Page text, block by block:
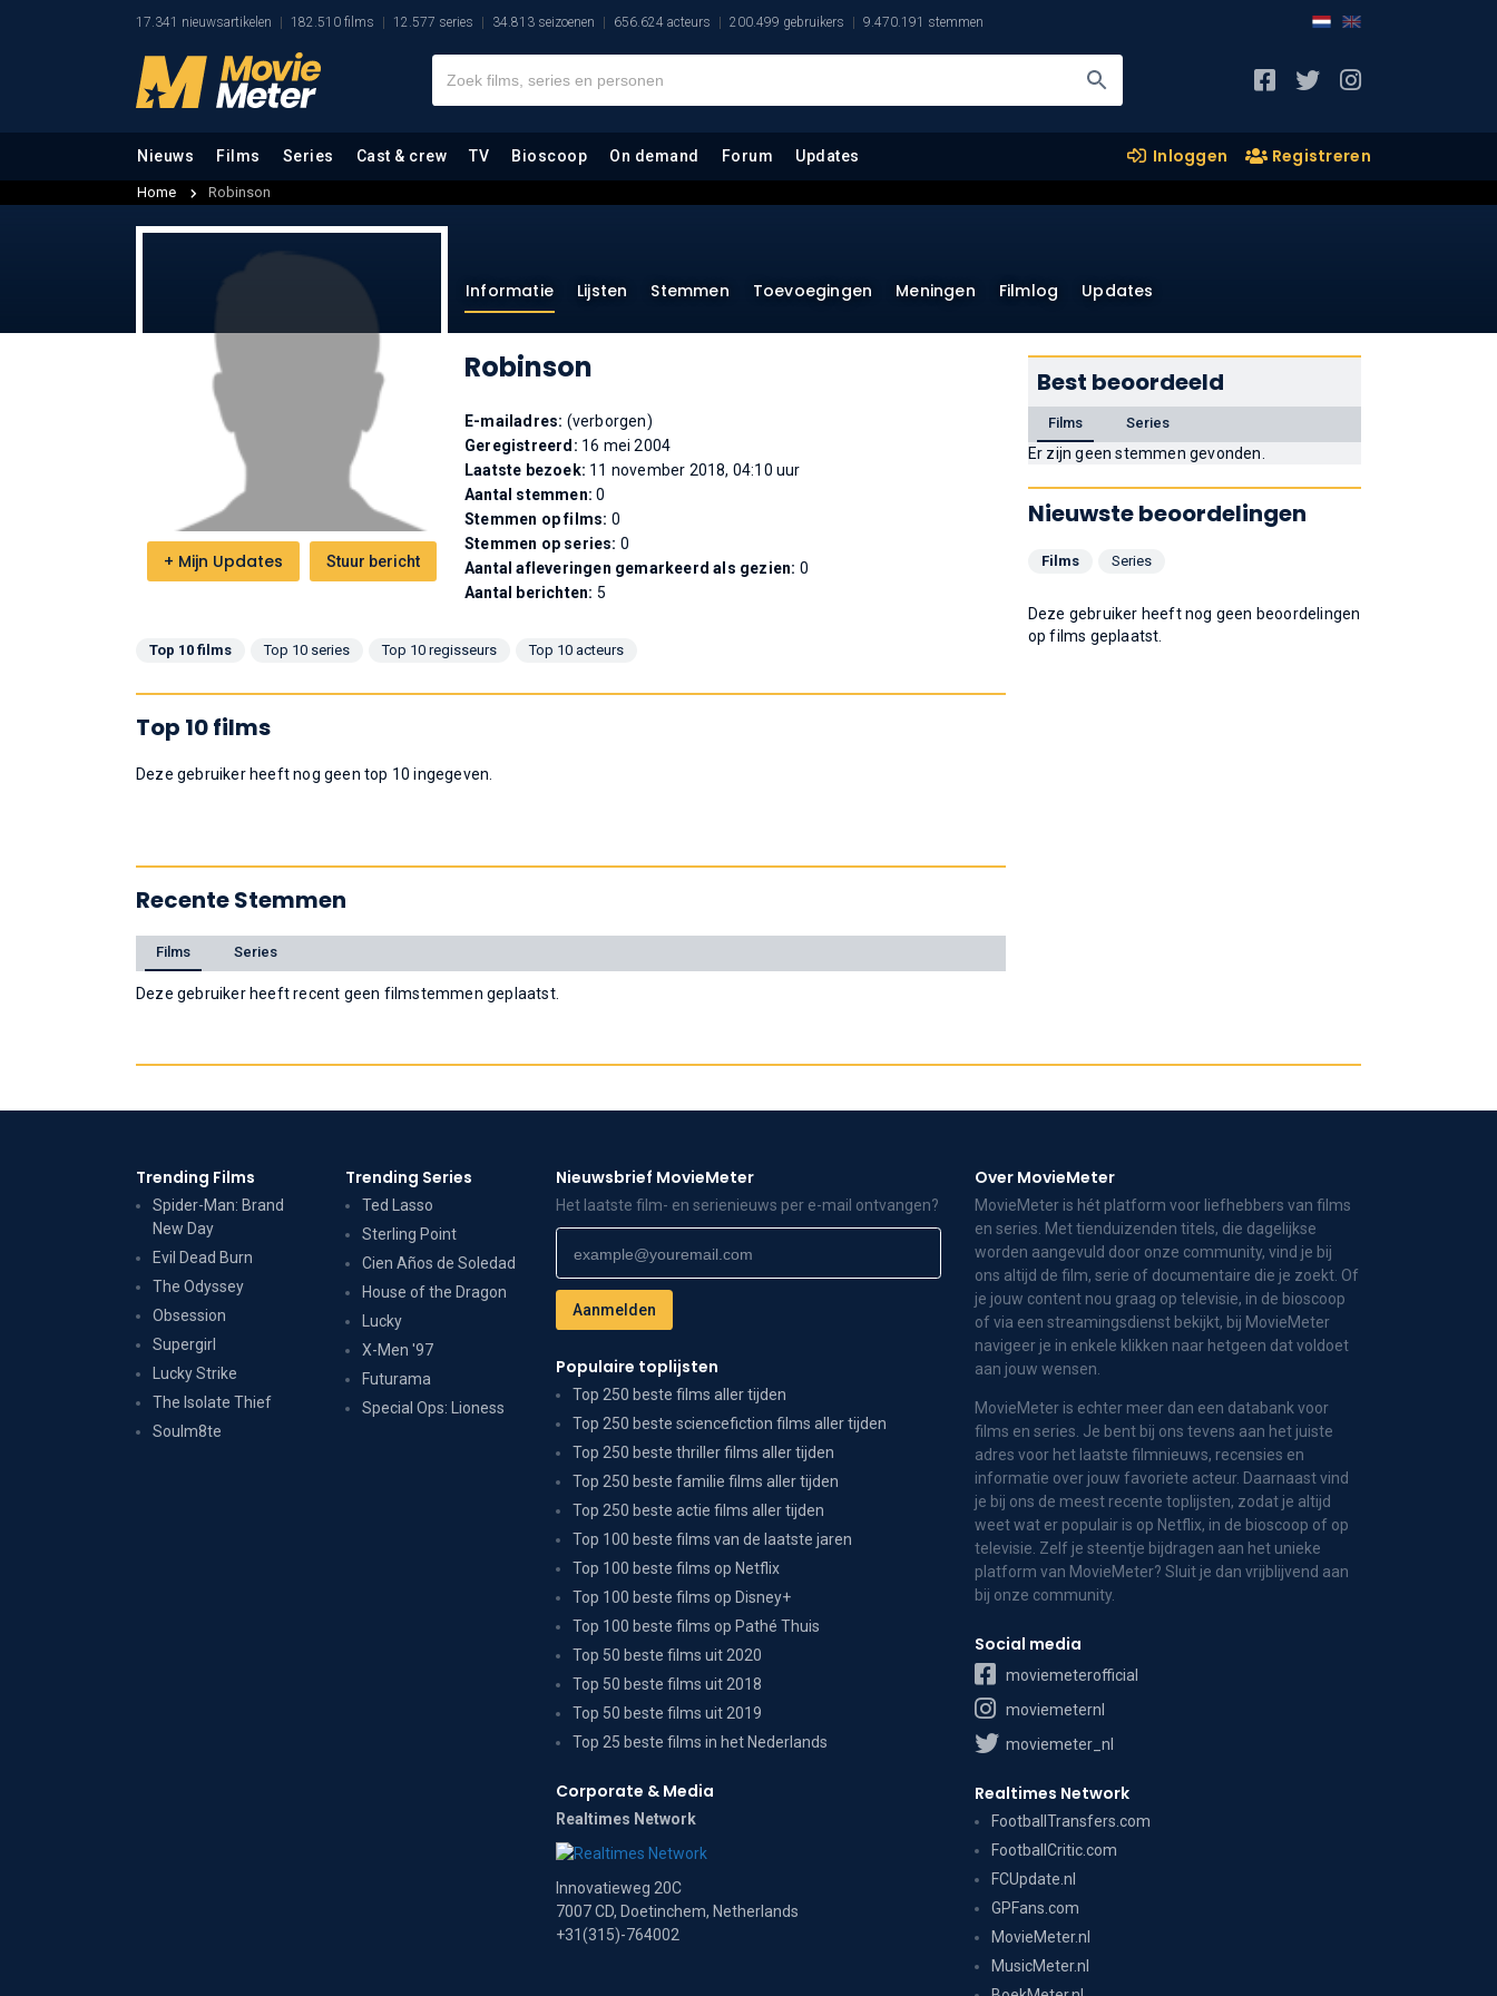
17.341 nieuwsartikelen 182.510 films 12.577 series 34.813 seizoenen 656.624 acteurs 200.499 gebruikers 9.470.191 stemmen
Nieuws Films Series Cast & crew TV Bioscoop On demand Forum Updates Inloggen Registreren
Home Robinson
+ Mijn Updates Stuur bericht
Informatie Lijsten Stemmen Toevoegingen Meningen Filmlog Updates
Robinson
E-mailadres: (verborgen)
Geregistreerd: 16 mei 2004
Laatste bezoek: 11 november 2018, 04:10 uur
Aantal stemmen:0
Stemmen op films: 0
Stemmen op series: 0
Aantal afleveringen gemarkeerd als gezien: 0
Aantal berichten: 5
Top 10 films Top 10 series Top 10 regisseurs Top 10 acteurs
Top 10 films
Deze gebruiker heeft nog geen top 10 ingegeven.
Recente Stemmen
Films Series
Deze gebruiker heeft recent geen filmstemmen geplaatst.
Best beoordeeld
Films Series
Er zijn geen stemmen gevonden.
Nieuwste beoordelingen
Films Series
Deze gebruiker heeft nog geen beoordelingen
op films geplaatst.
Trending Films
Spider-Man: Brand
New Day
Evil Dead Burn
The Odyssey
Obsession
Supergirl
Lucky Strike
The Isolate Thief
Soulm8te
Trending Series
Ted Lasso
Sterling Point
Cien Años de Soledad
House of the Dragon
Lucky
X-Men '97
Futurama
Special Ops: Lioness
Nieuwsbrief MovieMeter
Het laatste film- en serienieuws per e-mail ontvangen?
Populaire toplijsten
Top 250 beste films aller tijden
Top 250 beste sciencefiction films aller tijden
Top 250 beste thriller films aller tijden
Top 250 beste familie films aller tijden
Top 250 beste actie films aller tijden
Top 100 beste films van de laatste jaren
Top 100 beste films op Netflix
Top 100 beste films op Disney+
Top 100 beste films op Pathé Thuis
Top 50 beste films uit 2020
Top 50 beste films uit 2018
Top 50 beste films uit 2019
Top 25 beste films in het Nederlands
Corporate & Media
Realtimes Network
Innovatieweg 20C
7007 CD, Doetinchem, Netherlands
+31(315)-764002
Over MovieMeter
MovieMeter is hét platform voor liefhebbers van films
en series. Met tienduizenden titels, die dagelijkse
worden aangevuld door onze community, vind je bij
ons altijd de film, serie of documentaire die je zoekt. Of
je jouw content nou graag op televisie, in de bioscoop
of via een streamingsdienst bekijkt, bij MovieMeter
navigeer je in enkele klikken naar hetgeen dat voldoet
aan jouw wensen.
MovieMeter is echter meer dan een databank voor
films en series. Je bent bij ons tevens aan het juiste
adres voor het laatste filmnieuws, recensies en
informatie over jouw favoriete acteur. Daarnaast vind
je bij ons de meest recente toplijsten, zodat je altijd
weet wat er populair is op Netflix, in de bioscoop of op
televisie. Zelf je steentje bijdragen aan het unieke
platform van MovieMeter? Sluit je dan vrijblijvend aan
bij onze community.
Social media
moviemeterofficial
moviemeternl
moviemeter_nl
Realtimes Network
FootballTransfers.com
FootballCritic.com
FCUpdate.nl
GPFans.com
MovieMeter.nl
MusicMeter.nl